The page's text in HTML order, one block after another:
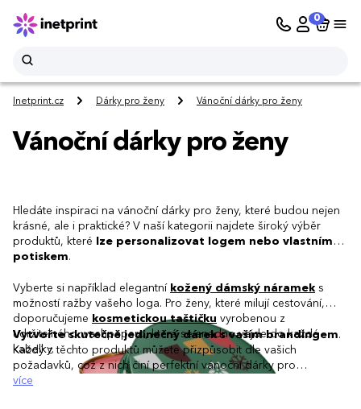
0
Inetprint.cz Dárky pro ženy Vánoční dárky pro ženy
Vánoční dárky pro ženy
Hledáte inspiraci na vánoční dárky pro ženy, které budou nejen
krásné, ale i praktické? V naší kategorii najdete široký výběr
produktů, které
lze personalizovat logem nebo vlastním
potiskem.
Vyberte si například elegantní kožený dámský nárameks
možností ražby vašeho loga. Pro ženy, které milují cestování,
doporučujeme kosmetickou taštičku vyrobenou z
udržitelného washpaperu, která se snadno vejde do každé
kabelky.
Vytvořte skutečně jedinečný dárek s vaším brandingem.
Každý z těchto produktů můžete přizpůsobit dle vašich
požadavků, což z nich činí perfektní vánoční dárky pro
zaměstnankyně, klientky i obchodní partnery. Nechte svou
více